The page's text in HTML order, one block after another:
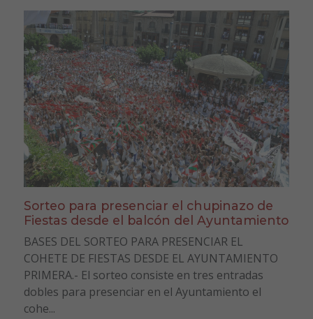
Sorteo para presenciar el chupinazo de
Fiestas desde el balcón del Ayuntamiento
BASES DEL SORTEO PARA PRESENCIAR EL
COHETE DE FIESTAS DESDE EL AYUNTAMIENTO
PRIMERA.- El sorteo consiste en tres entradas
dobles para presenciar en el Ayuntamiento el
cohe...